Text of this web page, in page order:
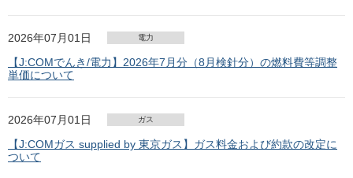
2026年07月01日 電力
【J:COMでんき/電力】2026年7月分（8月検針分）の燃料費等調整
単価について
2026年07月01日 ガス
【J:COMガス supplied by 東京ガス】ガス料金および約款の改定に
ついて